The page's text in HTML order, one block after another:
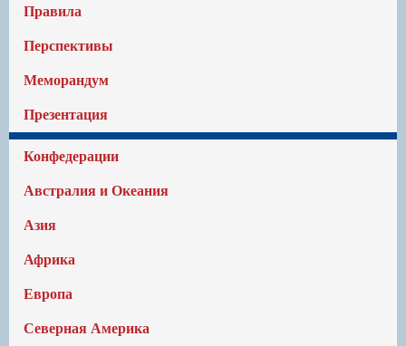
Правила
Перспективы
Меморандум
Презентация
Конфедерации
Австралия и Океания
Азия
Африка
Европа
Северная Америка